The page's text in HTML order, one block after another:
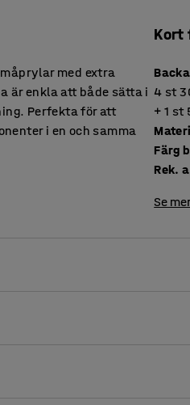
med extra
är enkla att både sätta i
Perfekta för att
i en och samma
Kort
4 st
+ 1 st
Färg
Rek.
Se
avdelare så att du kan